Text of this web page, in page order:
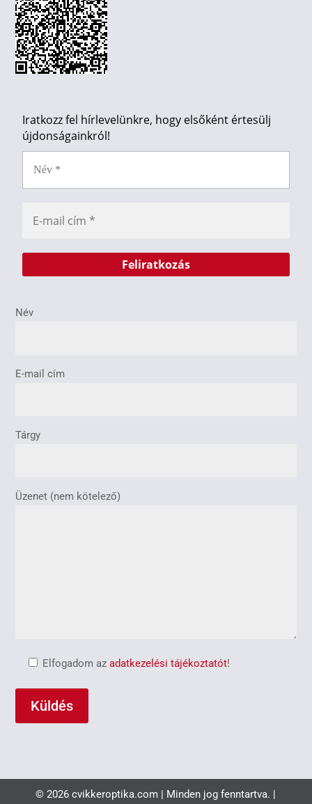
Iratkozz fel hírlevelünkre, hogy elsőként értesülj
újdonságainkról!
Név
E-mail cím
Tárgy
Üzenet (nem kötelező)
Elfogadom azadatkezelési tájékoztatót!
© 2026 cvikkeroptika.com | Minden jog fenntartva. |